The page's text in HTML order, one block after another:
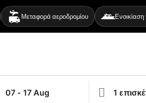
Μεταφορά αεροδρομίου Ενοικίαση